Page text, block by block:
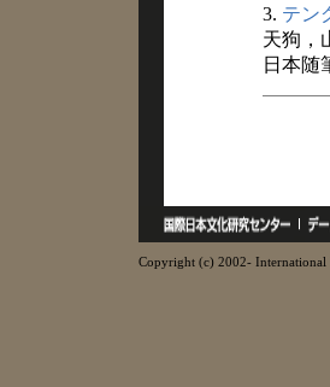
3. テン
天狗，
日本随
Copyright (c) 2002- International